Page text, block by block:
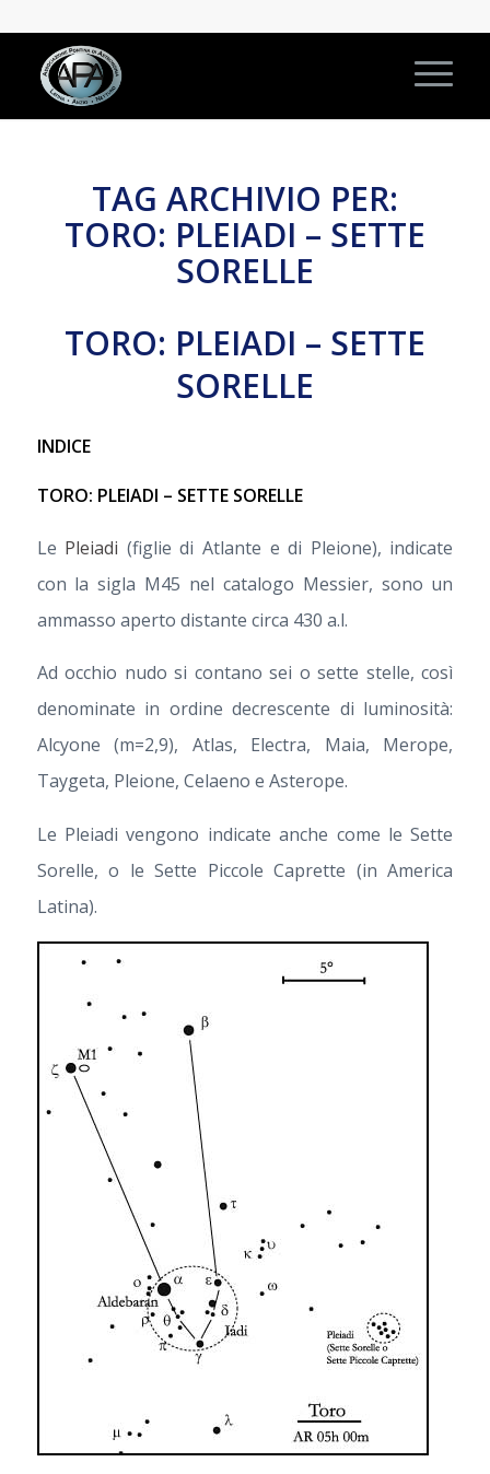
TAG ARCHIVIO PER:
TORO: PLEIADI – SETTE
SORELLE
TORO: PLEIADI – SETTE
SORELLE
INDICE
TORO: PLEIADI – SETTE SORELLE
Le Pleiadi (figlie di Atlante e di Pleione), indicate
con la sigla M45 nel catalogo Messier, sono un
ammasso aperto distante circa 430 a.l.
Ad occhio nudo si contano sei o sette stelle, così
denominate in ordine decrescente di luminosità:
Alcyone (m=2,9), Atlas, Electra, Maia, Merope,
Taygeta, Pleione, Celaeno e Asterope.
Le Pleiadi vengono indicate anche come le Sette
Sorelle, o le Sette Piccole Caprette (in America
Latina).